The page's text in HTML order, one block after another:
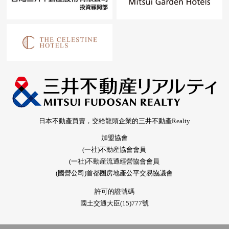
日本不動產買賣，交給龍頭企業的三井不動產Realty
加盟協會
(一社)不動産協會會員
(一社)不動産流通經營協會會員
(國營公司)首都圈房地產公平交易協議會
許可的證號碼
國土交通大臣(15)777號